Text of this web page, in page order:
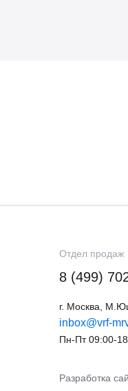
Отдел продаж
8 (499)
г. Москва,
inbox@vrf-
Пн-Пт 09:00-
Разработка